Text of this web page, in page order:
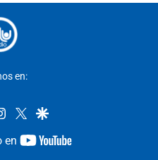
en:
instagram
twittergoogle
en
youtube-